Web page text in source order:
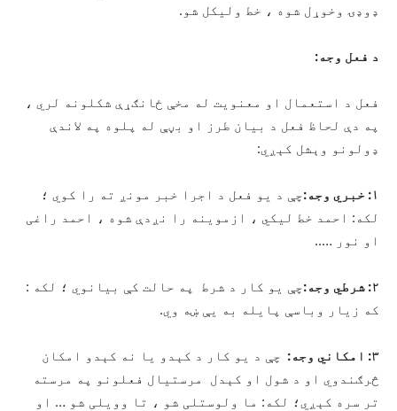
ډوډۍ وخوړل شوه ، خط ولیکل شو.
د فعل وجه:
فعل د استعمال او معنویت له مخې ځانګړې شکلونه لري ،
په دې لحاظ فعل د بیان طرز او بڼې له پلوه په لاندې
ډولونو وېشل کېږي:
۱: خبري وجه:
چې د یو فعل د اجرا خبر مونږ ته را کوي ؛
لکه: احمد خط لیکي ، ازموینه را نږدې شوه ، احمد راغی
او نور …..
۲: شرطي وجه:
چې یو کار د شرط په حالت کې بیانوي ؛ لکه :
که زیار وباسې پایله به یې ښه وي.
۳: امکاني وجه:
چې د یو کار د کېدو یا نه کېدو امکان
څرګندوي او د شول او کېدل مرستیال فعلونو په مرسته
تر سره کېږي؛ لکه: ما ولوستلی شو ، تا وویلی شو … او